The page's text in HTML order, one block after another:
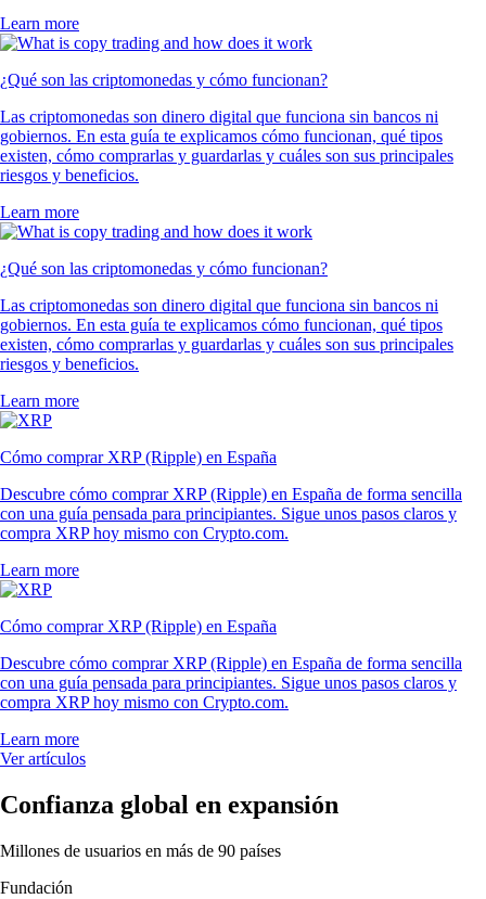
Learn more
¿Qué son las criptomonedas y cómo funcionan?
Las criptomonedas son dinero digital que funciona sin bancos ni
gobiernos. En esta guía te explicamos cómo funcionan, qué tipos
existen, cómo comprarlas y guardarlas y cuáles son sus principales
riesgos y beneficios.
Learn more
¿Qué son las criptomonedas y cómo funcionan?
Las criptomonedas son dinero digital que funciona sin bancos ni
gobiernos. En esta guía te explicamos cómo funcionan, qué tipos
existen, cómo comprarlas y guardarlas y cuáles son sus principales
riesgos y beneficios.
Learn more
Cómo comprar XRP (Ripple) en España
Descubre cómo comprar XRP (Ripple) en España de forma sencilla
con una guía pensada para principiantes. Sigue unos pasos claros y
compra XRP hoy mismo con Crypto.com.
Learn more
Cómo comprar XRP (Ripple) en España
Descubre cómo comprar XRP (Ripple) en España de forma sencilla
con una guía pensada para principiantes. Sigue unos pasos claros y
compra XRP hoy mismo con Crypto.com.
Learn more
Ver artículos
Confianza global en expansión
Millones de usuarios en más de 90 países
Fundación